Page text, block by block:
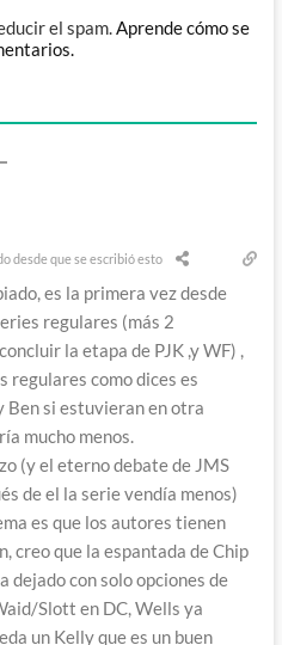
el spam. Aprende cómo se
desde que se escribió esto
es la primera vez desde
regulares (más 2
la etapa de PJK ,y WF) ,
regulares como dices es
Ben si estuvieran en otra
mucho menos.
(y el eterno debate de JMS
de el la serie vendía menos)
es que los autores tienen
creo que la espantada de Chip
dejado con solo opciones de
Slott en DC, Wells ya
un Kelly que es un buen